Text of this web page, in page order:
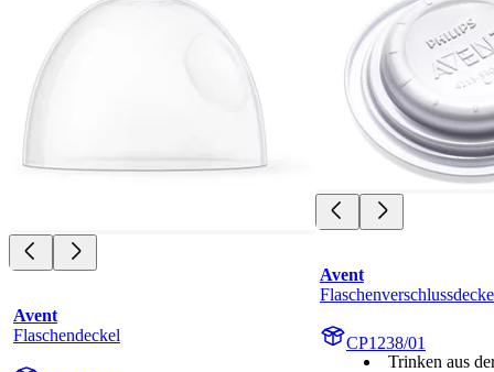
Avent
Flaschendeckel
Avent
CP1238/01
Trinken aus